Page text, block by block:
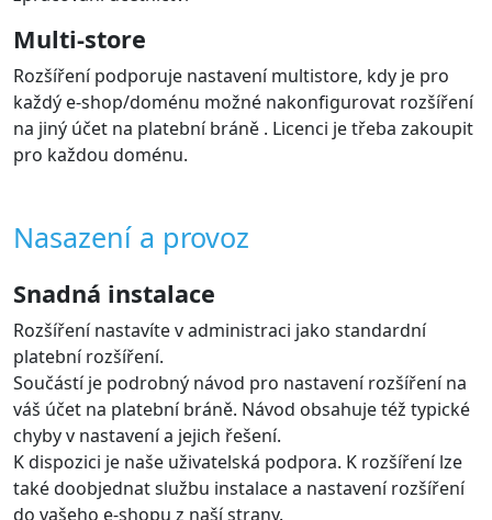
Rozšíření zobrazí bránu v jazyce e-shopu. Brána
samotná podporuje mnoho jazyků.
Rozšíření podporuje jazyky: Čeština, Slovenština,
Angličtina s možností přidat překlady dalších jazyků dle
návodu.
Automatická změna stavu objednávky
Rozšíření automaticky aktualizuje stav objednávky v e-
shopu na základě změn stavu platby na platební bráně.
Takže podle stavu víte, že je zaplaceno a můžete
objednávku realizovat
Čísla objednávek na výpisu z účtu
brány
Rozšíření odesílá na bránu číslo objednávky e-shopu,
které je pak dostupné na výpisu brány. U každé platby
je uvedeno i číslo objednávky, což je užitečné při
zpracování účetnictví